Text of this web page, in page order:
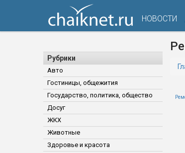
НОВОСТИ
Рубрики
Авто
Гостиницы, общежития
Государство, политика, общество
Досуг
ЖКХ
Животные
Здоровье и красота